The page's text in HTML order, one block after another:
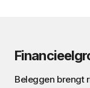
Beleggen brengt